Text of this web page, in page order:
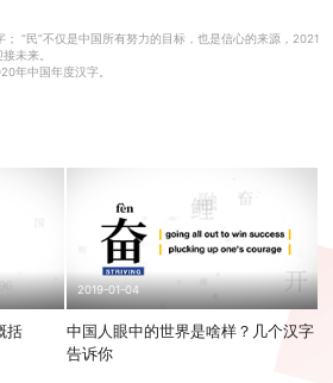
“民”不仅是中国所有努力的目标，也是信心的来源，2021
未来。
年中国年度汉字。
括
2019-01-04
中国人眼中的世界是啥样？几个汉字
告诉你